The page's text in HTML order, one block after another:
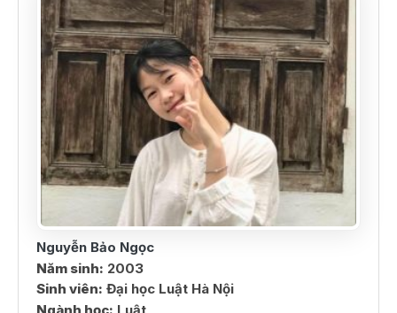
Nguyễn Bảo Ngọc
Năm sinh: 2003
Sinh viên: Đại học Luật Hà Nội